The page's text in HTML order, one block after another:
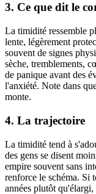
3. Ce que dit le
La timidité ressemble
lente, légèrement
souvent de signes
sèche, tremblements,
de panique avant des
l'anxiété. Note dans
monte.
4. La trajectoire
La timidité tend à
des gens se disent
empire souvent sans
renforce le schéma. Si
années plutôt